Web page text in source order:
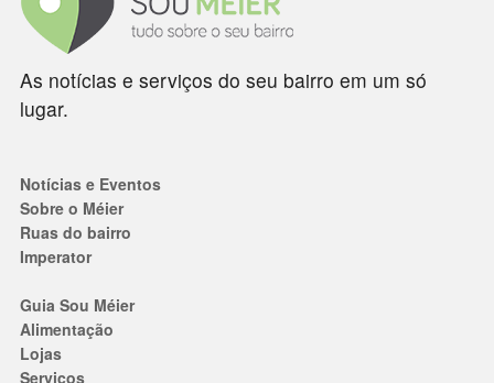
As notícias e serviços do seu bairro em um só
lugar.
Notícias e Eventos
Sobre o Méier
Ruas do bairro
Imperator
Guia Sou Méier
Alimentação
Lojas
Serviços